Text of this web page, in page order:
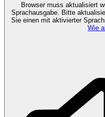
Browser muss aktualisiert
Sprachausgabe. Bitte
Sie einen mit aktivierter
Wie